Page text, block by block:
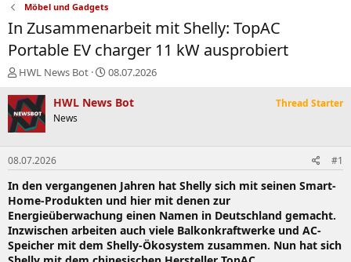
Möbel und Gadgets
In Zusammenarbeit mit Shelly: TopAC
Portable EV charger 11 kW ausprobiert
E
s
t
e
e
r
HWL News Bot
E
s
t
a
m
08.07.2026
HWL News Bot
News
Thread Starter
08.07.2026 #1
In den vergangenen Jahren hat Shelly sich mit seinen Smart-
Home-Produkten und hier mit denen zur
Energieüberwachung einen Namen in Deutschland gemacht.
Inzwischen arbeiten auch viele Balkonkraftwerke und AC-
Speicher mit dem Shelly-Ökosystem zusammen. Nun hat sich